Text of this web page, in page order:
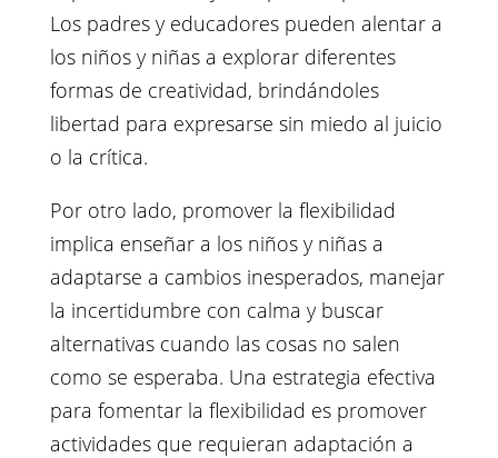
Los padres y educadores pueden alentar a
los niños y niñas a explorar diferentes
formas de creatividad, brindándoles
libertad para expresarse sin miedo al juicio
o la crítica.
Por otro lado, promover la flexibilidad
implica enseñar a los niños y niñas a
adaptarse a cambios inesperados, manejar
la incertidumbre con calma y buscar
alternativas cuando las cosas no salen
como se esperaba. Una estrategia efectiva
para fomentar la flexibilidad es promover
actividades que requieran adaptación a